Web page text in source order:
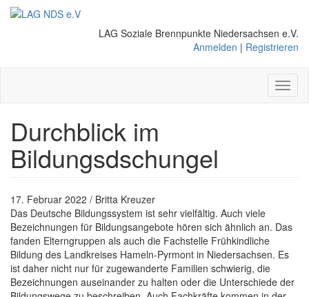
Direkt
zum
LAG Soziale Brennpunkte Niedersachsen e.V.
Anmelden | Registrieren
Durchblick im
Bildungsdschungel
17. Februar 2022 / Britta Kreuzer
Das Deutsche Bildungssystem ist sehr vielfältig. Auch viele
Bezeichnungen für Bildungsangebote hören sich ähnlich an. Das
fanden Elterngruppen als auch die Fachstelle Frühkindliche
Bildung des Landkreises Hameln-Pyrmont in Niedersachsen. Es
ist daher nicht nur für zugewanderte Familien schwierig, die
Bezeichnungen auseinander zu halten oder die Unterschiede der